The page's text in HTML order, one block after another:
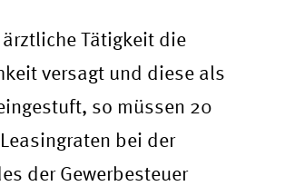
Tätigkeit die
versagt und diese als
so müssen 20
bei der
der Gewerbesteuer